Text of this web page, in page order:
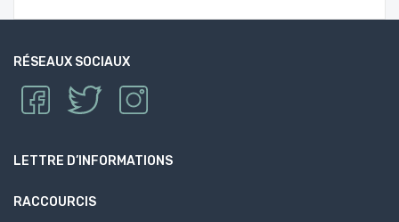
RÉSEAUX SOCIAUX
LETTRE D’INFORMATIONS
RACCOURCIS